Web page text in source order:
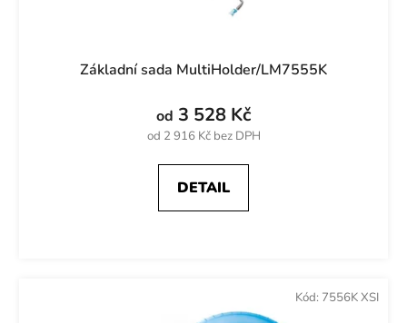
Základní sada MultiHolder/LM7555K
od 2 916 Kč bez DPH
od 3 528 Kč
DETAIL
Kód: 7556K XSI